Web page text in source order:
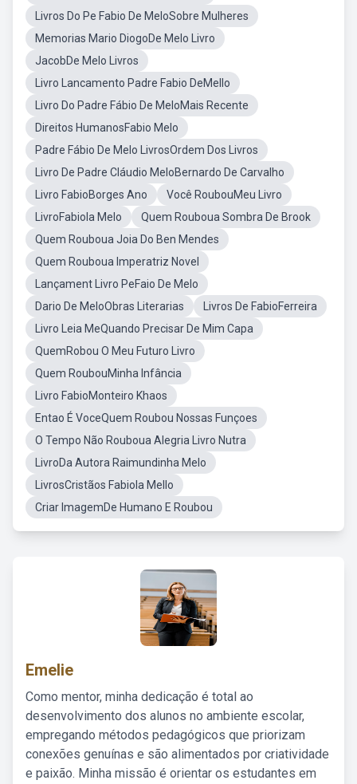
Livros Do Pe Fabio De MeloSobre Mulheres
Memorias Mario DiogoDe Melo Livro
JacobDe Melo Livros
Livro Lancamento Padre Fabio DeMello
Livro Do Padre Fábio De MeloMais Recente
Direitos HumanosFabio Melo
Padre Fábio De Melo LivrosOrdem Dos Livros
Livro De Padre Cláudio MeloBernardo De Carvalho
Livro FabioBorges Ano
Você RoubouMeu Livro
LivroFabiola Melo
Quem Rouboua Sombra De Brook
Quem Rouboua Joia Do Ben Mendes
Quem Rouboua Imperatriz Novel
Lançament Livro PeFaio De Melo
Dario De MeloObras Literarias
Livros De FabioFerreira
Livro Leia MeQuando Precisar De Mim Capa
QuemRobou O Meu Futuro Livro
Quem RoubouMinha Infância
Livro FabioMonteiro Khaos
Entao É VoceQuem Roubou Nossas Funçoes
O Tempo Não Rouboua Alegria Livro Nutra
LivroDa Autora Raimundinha Melo
LivrosCristãos Fabiola Mello
Criar ImagemDe Humano E Roubou
Emelie
Como mentor, minha dedicação é total ao
desenvolvimento dos alunos no ambiente escolar,
empregando métodos pedagógicos que priorizam
conexões genuínas e são alimentados por criatividade
e paixão. Minha missão é orientar os estudantes em